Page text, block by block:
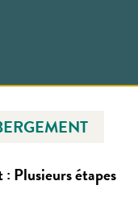
Plusieurs étapes